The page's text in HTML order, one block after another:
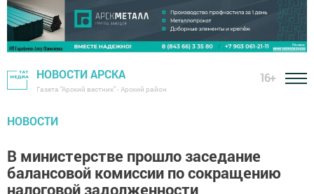
НОВОСТИ АРСКА
Газета "Арский вестник" - Арский район
16+
НОВОСТИ
В министерстве прошло заседание
балансовой комиссии по сокращению
налоговой задолженности